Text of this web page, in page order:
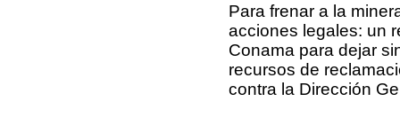
Para frenar a la
acciones legales: un
Conama para dejar
recursos de
contra la Dirección